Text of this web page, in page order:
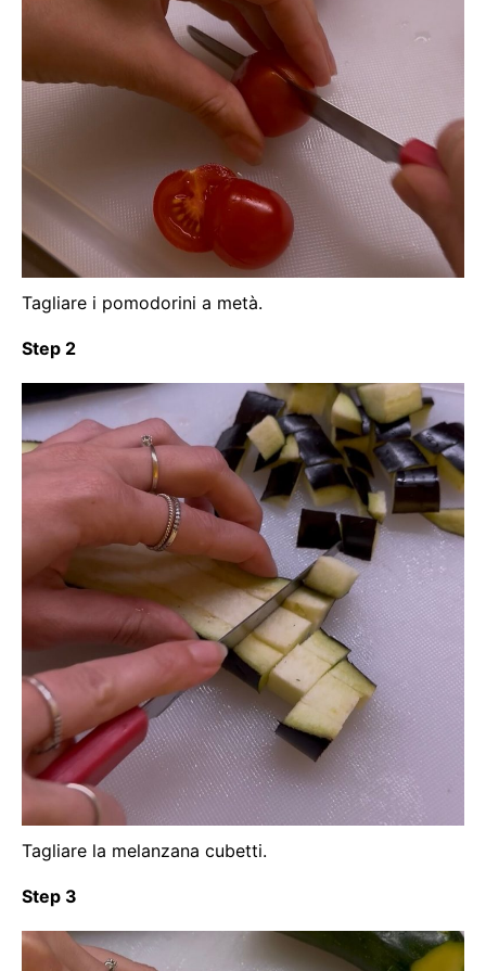
Tagliare i pomodorini a metà.
Step 2
Tagliare la melanzana cubetti.
Step 3